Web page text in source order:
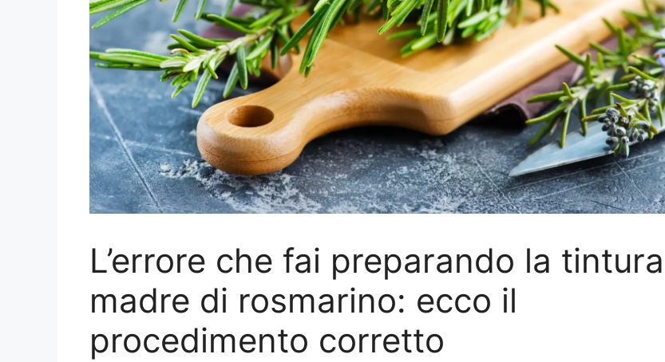
L’errore che fai preparando la tintura
madre di rosmarino: ecco il
procedimento corretto